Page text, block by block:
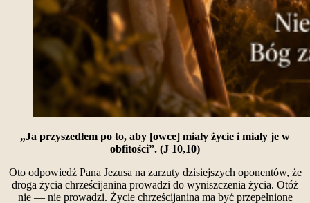
„Ja przyszedłem po to, aby [owce] miały życie i miały je w
obfitości”. (J 10,10)
Oto odpowiedź Pana Jezusa na zarzuty dzisiejszych oponentów, że
droga życia chrześcijanina prowadzi do wyniszczenia życia. Otóż
nie — nie prowadzi. Życie chrześcijanina ma być przepełnione